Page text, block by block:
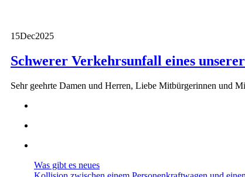
15Dec2025
Schwerer Verkehrsunfall eines
Sehr geehrte Damen und Herren, Liebe Mitbürgerinnen und
Was gibt es neues